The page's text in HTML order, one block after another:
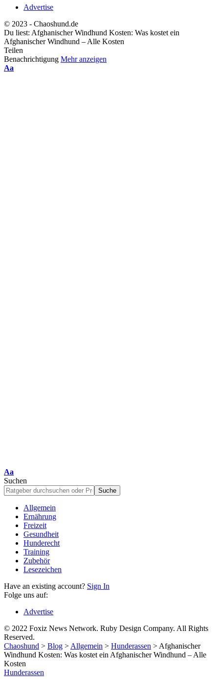
Advertise
© 2023 - Chaoshund.de
Du liest: Afghanischer Windhund Kosten: Was kostet ein
Afghanischer Windhund – Alle Kosten
Teilen
Benachrichtigung Mehr anzeigen
Schriftgrößenanpassung
Aa
Schriftgrößenanpassung
Aa
Suchen
Allgemein
Ernährung
Freizeit
Gesundheit
Hunderecht
Training
Zubehör
Lesezeichen
Have an existing account? Sign In
Folge uns auf:
Advertise
© 2022 Foxiz News Network. Ruby Design Company. All Rights
Reserved.
Chaoshund > Blog > Allgemein > Hunderassen > Afghanischer
Windhund Kosten: Was kostet ein Afghanischer Windhund – Alle
Kosten
Hunderassen